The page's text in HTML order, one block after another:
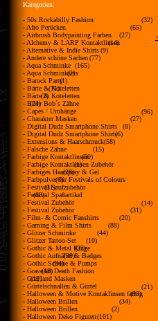
Kategorien:
- 50s Rockabilly Fashion
(32)
- Afro Perücken
(65)
- Airbrush Bodypainting Farben
(27)
- Alchemy & LARP Kontaktlinsen
(14)
- Alternative & Indie Shirts(9)
- Andere schöne Sachen(77)
- Aqua Schminke (165)
- Aqua Schminksets
(2)
- Barock Party(1)
- Bärte & Koteletten
(71)
- Bärte & Koteletten
(2)
- Billy Bob´s Zähne
(24)
- Capes / Umhänge
(96)
- Charakter Masken
(27)
- Digital Dudz Smartphone Shirts
(8)
- Digital Dudz Smartphone Shirts(6)
- Extensions & Haarschmuck(58)
- Falsche Zähne
(15)
- Farbige Kontaktlinsen(50)
- Farbige Kontaktlinsen Zubehör
(1)
- Farbiges Haarspray & Gel
(28)
- Farbpulver für Festivals of Colours
(6)
- Festival Saufzubehör
(31)
- Festival Spaßartikel
(68)
- Festival Zubehör
(14)
- Festival Zubehör
(31)
- Film- & Comic Fanshirts
(20)
- Gaming & Film Shirts
(88)
- Glitzer Schminke
(44)
- Glitzer Tattoo-Set
(10)
- Gothic & Metal Ringe
(22)
- Gothic Aufnäher & Badges
(39)
- Gothic Schuhe & Pumps
(34)
- GraveArt Death Fashion
(18)
- Greyland Masken
(12)
- Gürtelschnallen & Gürtel
(21)
- Halloween & Motive Kontaklinsen farbig
(93)
- Halloween Brillen
(34)
- Halloween Brillen
(2)
- Halloween Deko Figuren(101)